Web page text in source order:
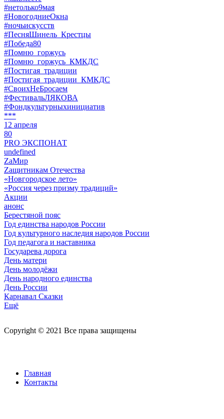
#нетолько9мая
#НовогодниеОкна
#ночьискусств
#ПесняШинель_Крестцы
#Победа80
#Помню_горжусь
#Помню_горжусь_КМКДС
#Постигая_традиции
#Постигая_традиции_КМКДС
#СвоихНеБросаем
#ФестивальЛЯКОВА
#Фондкультурныхинициатив
***
12 апреля
80
PRO ЭКСПОНАТ
undefined
ZaМир
Zащитникам Отечества
«Новгородское лето»
«Россия через призму традиций»
Акции
анонс
Берестяной пояс
Год единства народов России
Год культурного наследия народов России
Год педагога и наставника
Государева дорога
День матери
День молодёжи
День народного единства
День России
Карнавал Сказки
Ещё
Copyright © 2021 Все права защищены
Главная
Контакты